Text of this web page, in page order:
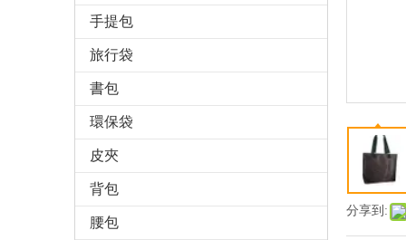
手提包
旅行袋
書包
環保袋
皮夾
背包
腰包
分享到: